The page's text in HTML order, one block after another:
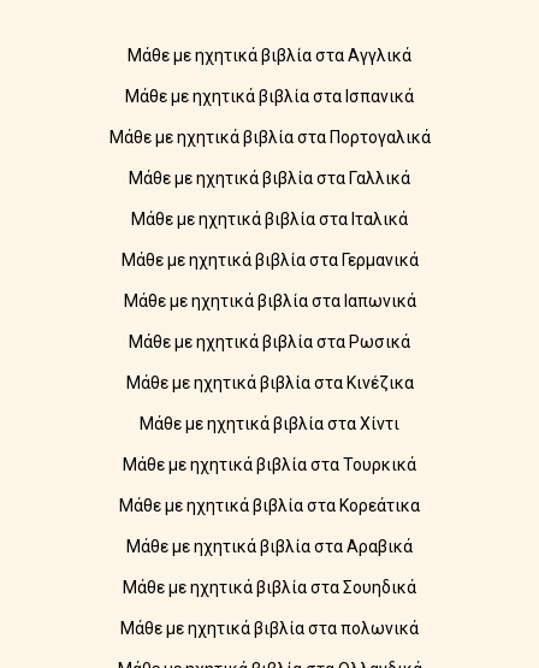
Μάθε με ηχητικά βιβλία στα Αγγλικά
Μάθε με ηχητικά βιβλία στα Ισπανικά
Μάθε με ηχητικά βιβλία στα Πορτογαλικά
Μάθε με ηχητικά βιβλία στα Γαλλικά
Μάθε με ηχητικά βιβλία στα Ιταλικά
Μάθε με ηχητικά βιβλία στα Γερμανικά
Μάθε με ηχητικά βιβλία στα Ιαπωνικά
Μάθε με ηχητικά βιβλία στα Ρωσικά
Μάθε με ηχητικά βιβλία στα Κινέζικα
Μάθε με ηχητικά βιβλία στα Χίντι
Μάθε με ηχητικά βιβλία στα Τουρκικά
Μάθε με ηχητικά βιβλία στα Κορεάτικα
Μάθε με ηχητικά βιβλία στα Αραβικά
Μάθε με ηχητικά βιβλία στα Σουηδικά
Μάθε με ηχητικά βιβλία στα πολωνικά